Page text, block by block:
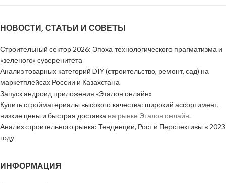
НОВОСТИ, СТАТЬИ И СОВЕТЫ
Строительный сектор 2026: Эпоха технологического прагматизма и
«зеленого» суверенитета
Анализ товарных категорий DIY (строительство, ремонт, сад) на
маркетплейсах России и Казахстана
Запуск андроид приложения «Эталон онлайн»
Купить стройматериалы высокого качества: широкий ассортимент,
низкие цены и быстрая доставка на рынке Эталон онлайн.
Анализ строительного рынка: Тенденции, Рост и Перспективы в 2023
году
ИНФОРМАЦИЯ